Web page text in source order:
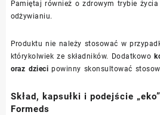
Pamiętaj również o zdrowym trybie
odżywianiu.
Produktu nie należy stosować w
którykolwiek ze składników. Dodatkowo
oraz dzieci powinny skonsultować
Skład, kapsułki i podejście
Formeds